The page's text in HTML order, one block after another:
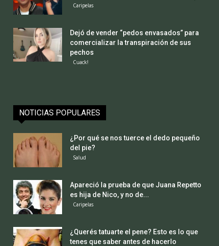
Caripelas
Dejó de vender “pedos envasados” para
comercializar la transpiración de sus
pechos
Cuack!
NOTICIAS POPULARES
¿Por qué se nos tuerce el dedo pequeño
del pie?
Salud
Apareció la prueba de que Juana Repetto
es hija de Nico, y no de...
Caripelas
¿Querés tatuarte el pene? Esto es lo que
tenes que saber antes de hacerlo